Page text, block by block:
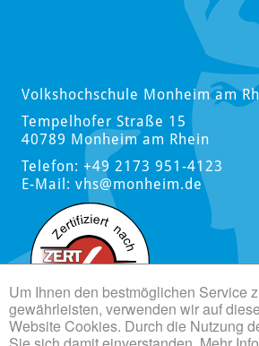
Um Ihnen den bestmöglichen Service
gewährleisten, verwenden wir auf
Website Cookies. Durch die Nutzung
Volkshochschule Monheim am
Tempelhofer Straße 15
40789 Monheim am Rhein
Telefon: +49 2173 951-4123
E-Mail: vhs@monheim.de